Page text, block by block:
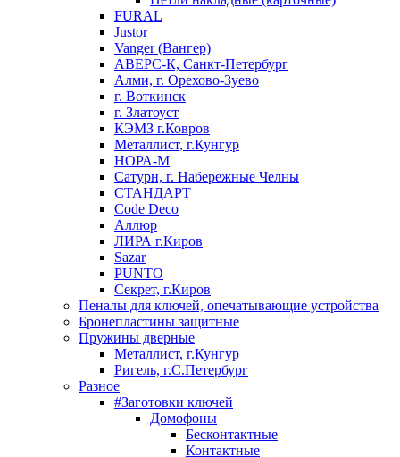
FURAL
Justor
Vanger (Вангер)
АВЕРС-К, Санкт-Петербург
Алми, г. Орехово-Зуево
г. Воткинск
г. Златоуст
КЭМЗ г.Ковров
Металлист, г.Кунгур
НОРА-М
Сатурн, г. Набережные Челны
СТАНДАРТ
Code Deco
Аллюр
ЛИРА г.Киров
Sazar
PUNTO
Секрет, г.Киров
Пеналы для ключей, опечатывающие устройства
Бронепластины защитные
Пружины дверные
Металлист, г.Кунгур
Ригель, г.С.Петербург
Разное
#Заготовки ключей
Домофоны
Бесконтактные
Контактные